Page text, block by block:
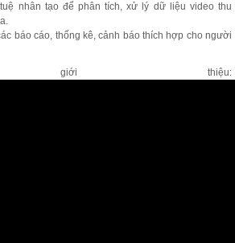
nhân tạo để phân tích, xử lý dữ liệu video thu
báo cáo, thống kê, cảnh báo thích hợp cho người
giới thiệu: